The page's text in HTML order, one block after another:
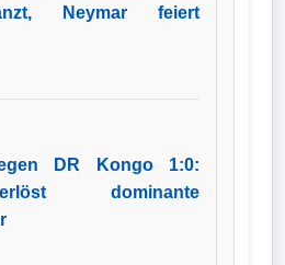
Neymar feiert
DR Kongo 1:0:
dominante